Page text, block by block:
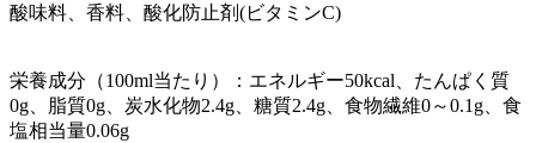
酸味料、香料、酸化防止剤(ビタミンC)
栄養成分（100ml当たり）：エネルギー50kcal、たんぱく質
0g、脂質0g、炭水化物2.4g、糖質2.4g、食物繊維0～0.1g、食
塩相当量0.06g